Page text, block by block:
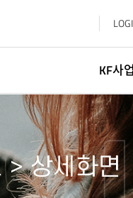
KF사업
한국학
글로벌네트워킹
문화교류
KF 글로벌 센터
> 상세화면